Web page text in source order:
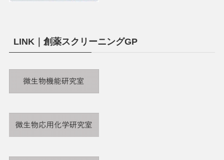
LINK｜創薬スクリーニングGP